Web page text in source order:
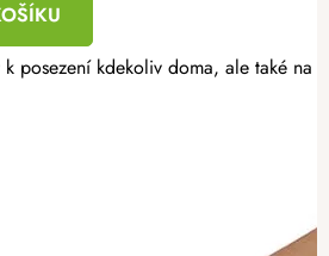
posezení kdekoliv doma, ale také na